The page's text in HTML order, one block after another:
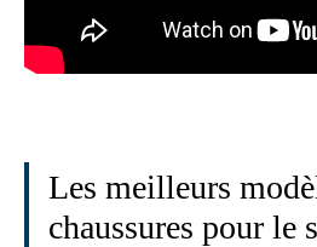
Les meilleurs
chaussures pour le